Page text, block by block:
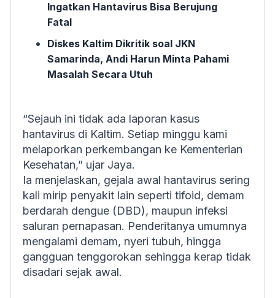
Ingatkan Hantavirus Bisa Berujung
Fatal
Diskes Kaltim Dikritik soal JKN
Samarinda, Andi Harun Minta Pahami
Masalah Secara Utuh
“Sejauh ini tidak ada laporan kasus
hantavirus di Kaltim. Setiap minggu kami
melaporkan perkembangan ke Kementerian
Kesehatan,” ujar Jaya.
Ia menjelaskan, gejala awal hantavirus sering
kali mirip penyakit lain seperti tifoid, demam
berdarah dengue (DBD), maupun infeksi
saluran pernapasan. Penderitanya umumnya
mengalami demam, nyeri tubuh, hingga
gangguan tenggorokan sehingga kerap tidak
disadari sejak awal.